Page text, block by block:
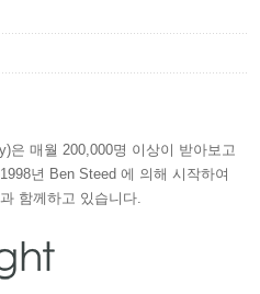
은 매월 200,000명 이상이 받아보고
년 Ben Steed 에 의해 시작하여
함께하고 있습니다.